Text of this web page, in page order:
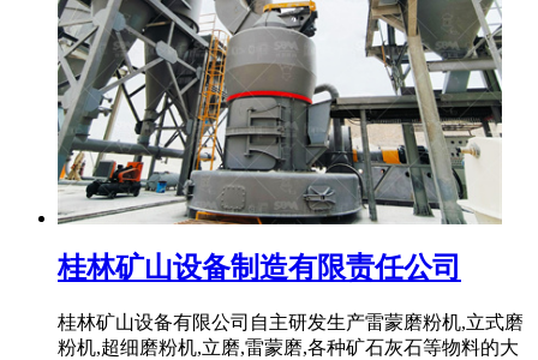
桂林矿山设备制造有限责任公司
桂林矿山设备有限公司自主研发生产雷蒙磨粉机,立式磨
粉机,超细磨粉机,立磨,雷蒙磨,各种矿石灰石等物料的大